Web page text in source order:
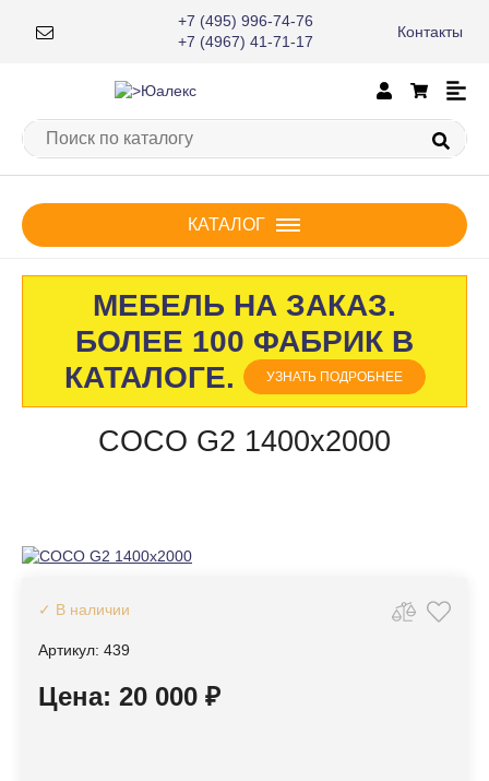
+7 (495) 996-74-76
+7 (4967) 41-71-17
Контакты
×
КАТАЛОГ
МЕБЕЛЬ НА ЗАКАЗ.
БОЛЕЕ 100 ФАБРИК В
КАТАЛОГЕ.
УЗНАТЬ ПОДРОБНЕЕ
COCO G2 1400х2000
✓ В наличии
Артикул: 439
Цена: 20 000 ₽